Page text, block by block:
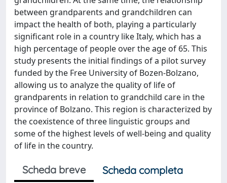
between grandparents and grandchildren can
impact the health of both, playing a particularly
significant role in a country like Italy, which has a
high percentage of people over the age of 65. This
study presents the initial findings of a pilot survey
funded by the Free University of Bozen-Bolzano,
allowing us to analyze the quality of life of
grandparents in relation to grandchild care in the
province of Bolzano. This region is characterized by
the coexistence of three linguistic groups and
some of the highest levels of well-being and quality
of life in the country.
Scheda breve
Scheda completa